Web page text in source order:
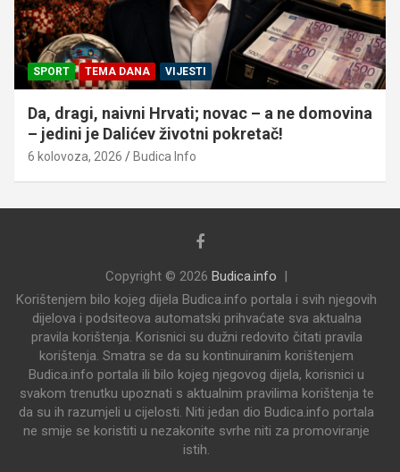
SPORT TEMA DANA VIJESTI
Da, dragi, naivni Hrvati; novac – a ne domovina
– jedini je Dalićev životni pokretač!
6 kolovoza, 2026 Budica Info
Copyright © 2026 Budica.info
Korištenjem bilo kojeg dijela Budica.info portala i svih njegovih
dijelova i podsiteova automatski prihvaćate sva aktualna
pravila korištenja. Korisnici su dužni redovito čitati pravila
korištenja. Smatra se da su kontinuiranim korištenjem
Budica.info portala ili bilo kojeg njegovog dijela, korisnici u
svakom trenutku upoznati s aktualnim pravilima korištenja te
da su ih razumjeli u cijelosti. Niti jedan dio Budica.info portala
ne smije se koristiti u nezakonite svrhe niti za promoviranje
istih.